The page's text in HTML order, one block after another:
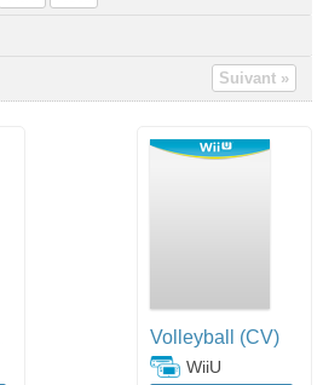
Suivant »
Volleyball (CV)
WiiU